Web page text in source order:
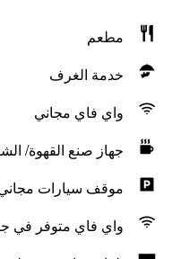
مطعم
خدمة الغرف
واي فاي مجاني
جهاز صنع القهوة/
موقف سيارات
واي فاي متوفر في